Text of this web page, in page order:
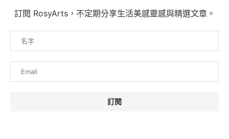
訂閱 RosyArts，不定期分享生活美感靈感與精選文章。